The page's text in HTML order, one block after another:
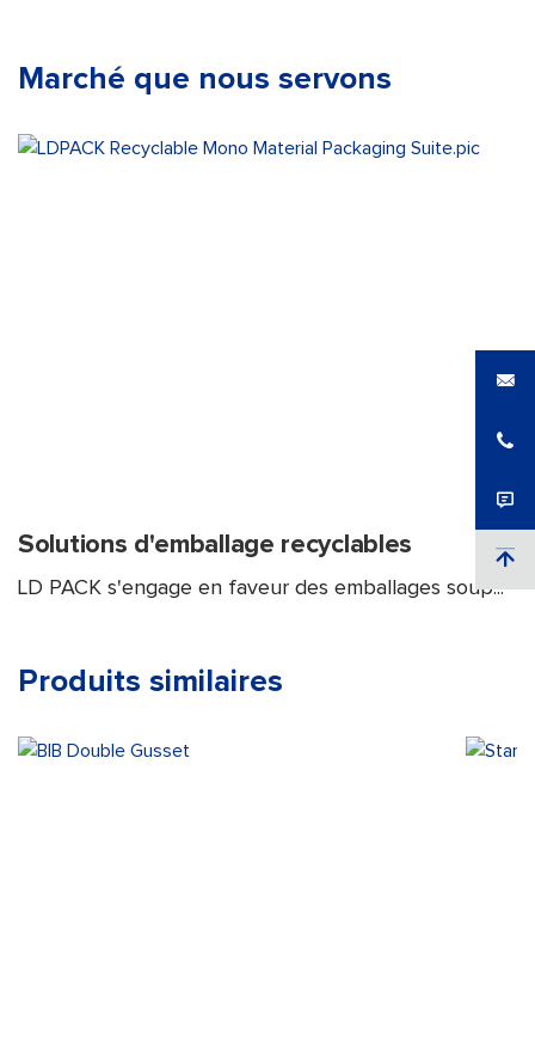
Marché que nous servons
Solutions d'emballage recyclables
LD PACK s'engage en faveur des emballages soup...
Produits similaires